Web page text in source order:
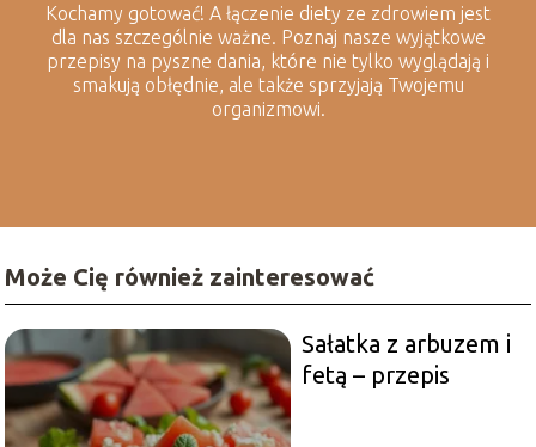
Kochamy gotować! A łączenie diety ze zdrowiem jest
dla nas szczególnie ważne. Poznaj nasze wyjątkowe
przepisy na pyszne dania, które nie tylko wyglądają i
smakują obłędnie, ale także sprzyjają Twojemu
organizmowi.
Może Cię również zainteresować
Sałatka z arbuzem i
fetą – przepis